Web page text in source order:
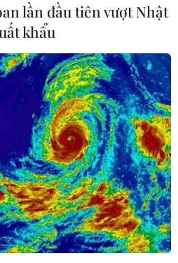
lần đầu tiên vượt Nhật
khẩu